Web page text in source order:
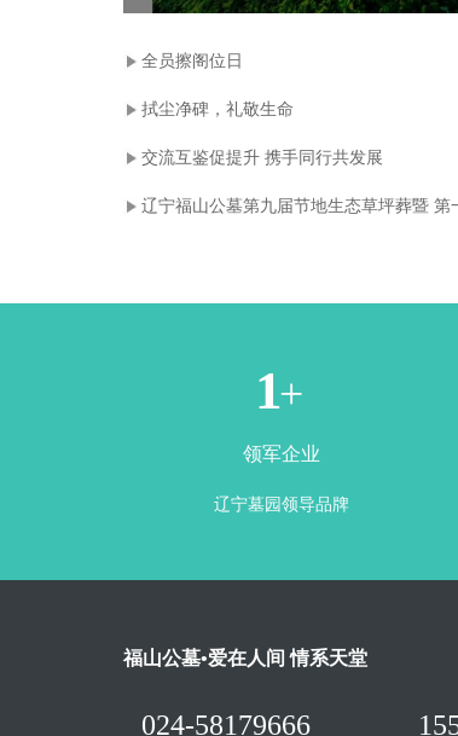
全员擦阁位日
拭尘净碑，礼敬生命
交流互鉴促提升 携手同行共发展
辽宁福山公墓第九届节地生态草坪葬暨 第
1+
领军企业
辽宁墓园领导品牌
福山公墓•爱在人间 情系天堂
024-58179666